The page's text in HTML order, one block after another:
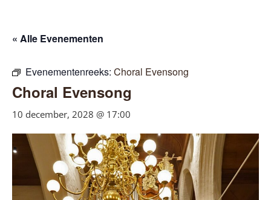
« Alle Evenementen
Evenementenreeks: Choral Evensong
Choral Evensong
10 december, 2028 @ 17:00